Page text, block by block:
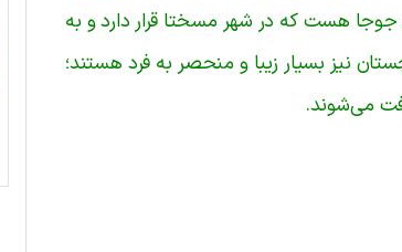
هست که در شهر مسختا قرار دارد و به
نیز بسیار زیبا و منحصر به فرد هستند؛
می‌شوند.